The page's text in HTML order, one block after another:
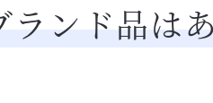
ランド品は